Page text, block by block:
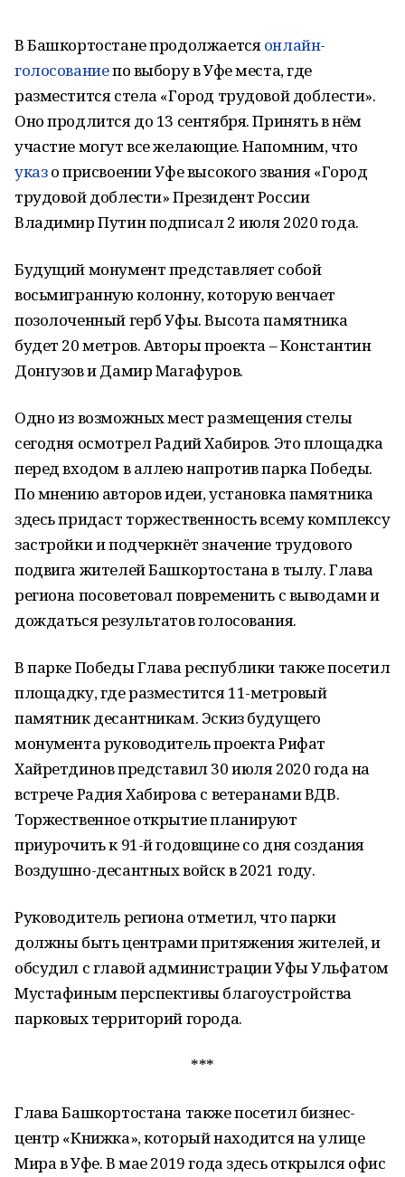
В Башкортостане продолжаетсяонлайн-
голосованиепо выбору в Уфе места, где
разместится стела «Город трудовой доблести».
Оно продлится до 13 сентября. Принять в нём
участие могут все желающие. Напомним, что
указо присвоении Уфе высокого звания «Город
трудовой доблести» Президент России
Владимир Путин подписал 2 июля 2020 года.
Будущий монумент представляет собой
восьмигранную колонну, которую венчает
позолоченный герб Уфы. Высота памятника
будет 20 метров. Авторы проекта – Константин
Донгузов и Дамир Магафуров.
Одно из возможных мест размещения стелы
сегодня осмотрел Радий Хабиров. Это площадка
перед входом в аллею напротив парка Победы.
По мнению авторов идеи, установка памятника
здесь придаст торжественность всему комплексу
застройки и подчеркнёт значение трудового
подвига жителей Башкортостана в тылу. Глава
региона посоветовал повременить с выводами и
дождаться результатов голосования.
В парке Победы Глава республики также посетил
площадку, где разместится 11-метровый
памятник десантникам. Эскиз будущего
монумента руководитель проекта Рифат
Хайретдинов представил 30 июля 2020 года на
встрече Радия Хабирова с ветеранами ВДВ.
Торжественное открытие планируют
приурочить к 91-й годовщине со дня создания
Воздушно-десантных войск в 2021 году.
Руководитель региона отметил, что парки
должны быть центрами притяжения жителей, и
обсудил с главой администрации Уфы Ульфатом
Мустафиным перспективы благоустройства
парковых территорий города.
***
Глава Башкортостана также посетил бизнес-
центр «Книжка», который находится на улице
Мира в Уфе. В мае 2019 года здесь открылся офис